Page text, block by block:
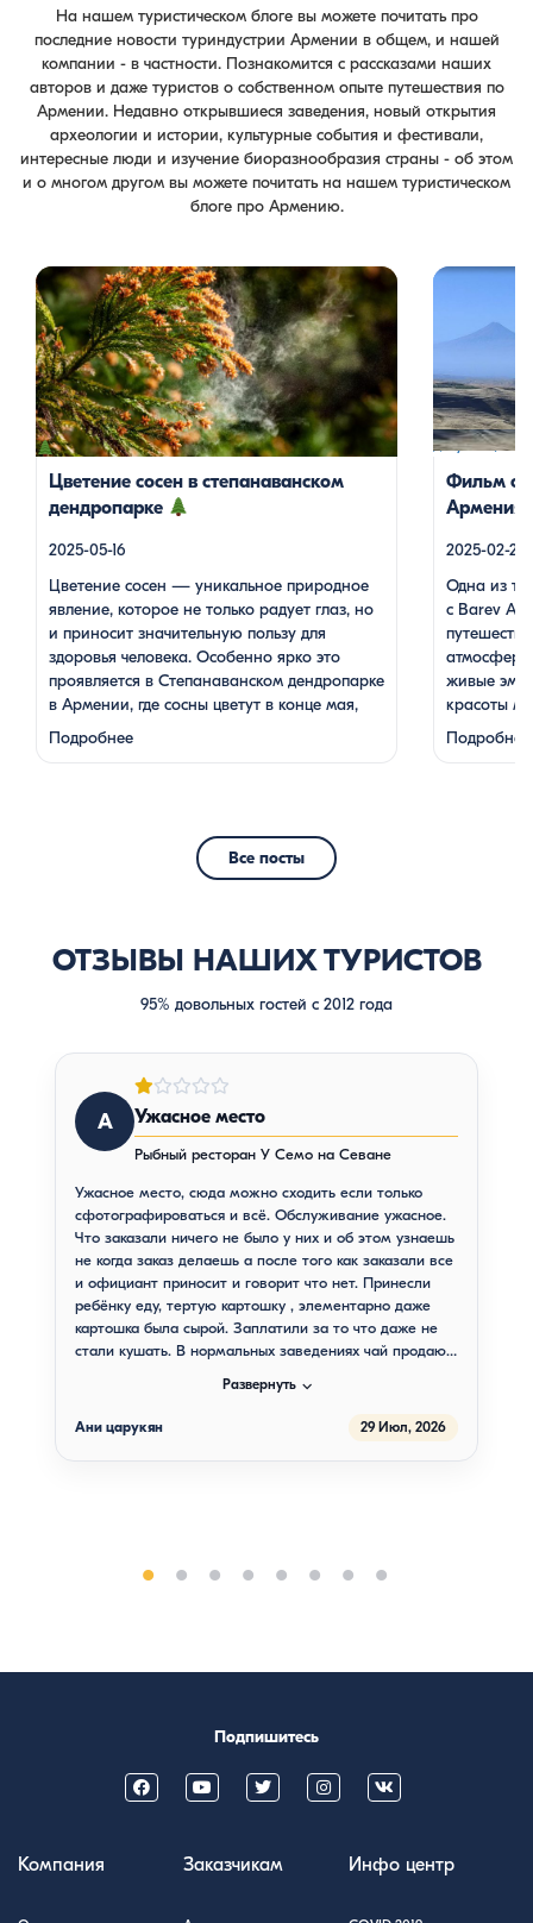
На нашем туристическом блоге вы можете почитать про
последние новости туриндустрии Армении в общем, и нашей
компании - в частности. Познакомится с рассказами наших
авторов и даже туристов о собственном опыте путешествия по
Армении. Недавно открывшиеся заведения, новый открытия
археологии и истории, культурные события и фестивали,
интересные люди и изучение биоразнообразия страны - об этом
и о многом другом вы можете почитать на нашем туристическом
блоге про Армению.
Цветение сосен — уникальное природное
явление, которое не только радует глаз, но и
приносит значительную пользу для здоровья
человека. Особенно ярко это проявляется в
Степанаванском дендропарке в Армении, где
сосны цветут в конце мая, создавая
удивительное зрелище и наполняя воздух
целебными веществами.Степанаванский
Степанаванский дендропарк, также известный
как «Сочут» (в […]
Цветение сосен в степанаванском
дендропарке
2025-05-16
Цветение сосен — уникальное природное
явление, которое не только радует глаз, но
и приносит значительную пользу для
здоровья человека. Особенно ярко это
проявляется в Степанаванском дендропарке
в Армении, где сосны цветут в конце мая,
создавая удивительное зрелище и наполняя
воздух целебными веществами.
Подробнее
Одна из
живые
тепло и
дегустация
Гаспаряна
Фильм от
2025-02-24
Одна из
с Barev
живые
красоты
гор и
жителей,
Подробнее
Все посты
ОТЗЫВЫ НАШИХ ТУРИСТОВ
95% довольных гостей с 2012 года
А Ужасное место
Рыбный ресторан У Семо на Севане
Ужасное место, сюда можно сходить если только
сфотографироваться и всё. Обслуживание ужасное.
Что заказали ничего не было у них и об этом узнаешь
не когда заказ делаешь а после того как заказали все
и официант приносит и говорит что нет. Принесли
ребёнку еду, тертую картошку , элементарно даже
картошка была сырой. Заплатили за то что даже не
стали кушать. В нормальных заведениях чай продают
Чтобы заказать мороженое с меню надо спустится на
улицу и там только выбрать какие виды мороженого
есть у них.Потом надо подняться сказать официанту
чтобы он пошёл и принес. Ожидание было другим,
Развернуть ⌵
Ани царукян 29 Июл, 2026
Подпишитесь
Компания Заказчикам Инфо центр